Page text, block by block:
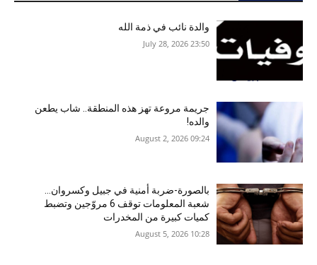
والدة نائب في ذمة الله
23:50 2026 ,July 28
جريمة مروعة تهز هذه المنطقة.. شاب يطعن
والده!
09:24 2026 ,August 2
بالصورة-ضربة أمنية في جبيل وكسروان…
شعبة المعلومات توقف 6 مروّجين وتضبط
كميات كبيرة من المخدرات
10:28 2026 ,August 5